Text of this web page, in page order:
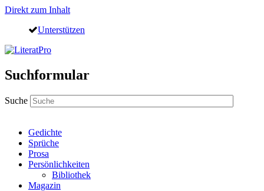
Direkt zum Inhalt
Unterstützen
Suchformular
Suche
Gedichte
Sprüche
Prosa
Persönlichkeiten
Bibliothek
Magazin